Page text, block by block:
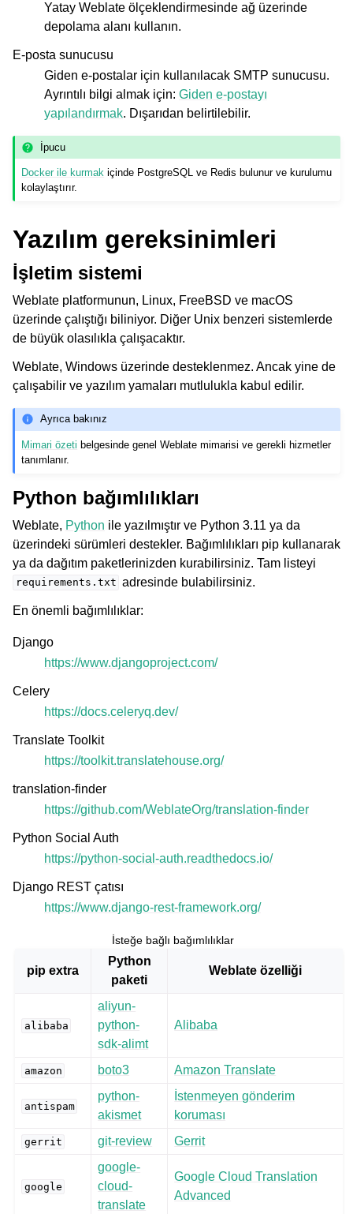
Yatay Weblate ölçeklendirmesinde ağ üzerinde
depolama alanı kullanın.
E-posta sunucusu
Giden e-postalar için kullanılacak SMTP sunucusu.
Ayrıntılı bilgi almak için: Giden e-postayı
yapılandırmak. Dışarıdan belirtilebilir.
İpucu
Docker ile kurmak içinde PostgreSQL ve Redis bulunur ve kurulumu
kolaylaştırır.
Yazılım gereksinimleri
İşletim sistemi
Weblate platformunun, Linux, FreeBSD ve macOS
üzerinde çalıştığı biliniyor. Diğer Unix benzeri sistemlerde
de büyük olasılıkla çalışacaktır.
Weblate, Windows üzerinde desteklenmez. Ancak yine de
çalışabilir ve yazılım yamaları mutlulukla kabul edilir.
Ayrıca bakınız
Mimari özeti belgesinde genel Weblate mimarisi ve gerekli hizmetler
tanımlanır.
Python bağımlılıkları
Weblate, Python ile yazılmıştır ve Python 3.11 ya da
üzerindeki sürümleri destekler. Bağımlılıkları pip kullanarak
ya da dağıtım paketlerinizden kurabilirsiniz. Tam listeyi
requirements.txt adresinde bulabilirsiniz.
En önemli bağımlılıklar:
Django
https://www.djangoproject.com/
Celery
https://docs.celeryq.dev/
Translate Toolkit
https://toolkit.translatehouse.org/
translation-finder
https://github.com/WeblateOrg/translation-finder
Python Social Auth
https://python-social-auth.readthedocs.io/
Django REST çatısı
https://www.django-rest-framework.org/
İsteğe bağlı bağımlılıklar
pip extra
Python
paketi
Weblate özelliği
alibaba
aliyun-
python-
sdk-alimt
Alibaba
amazon boto3 Amazon Translate
antispam
python-
akismet
İstenmeyen gönderim
koruması
gerrit git-review Gerrit
google
google-
cloud-
translate
Google Cloud Translation
Advanced